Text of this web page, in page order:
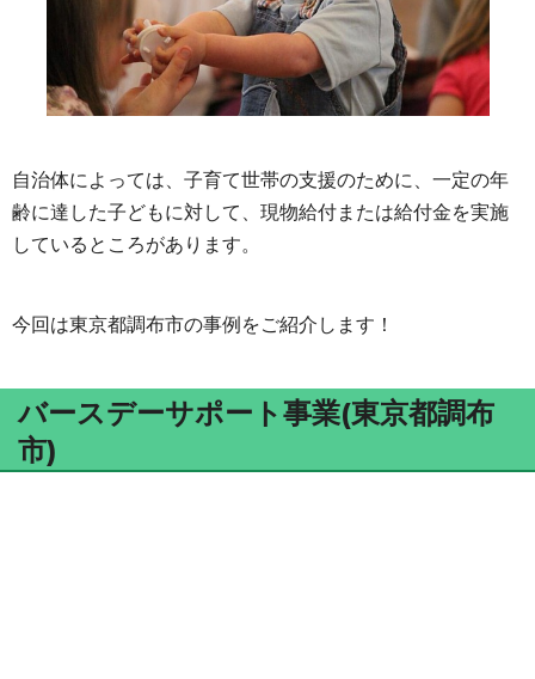
自治体によっては、子育て世帯の支援のために、一定の年
齢に達した子どもに対して、現物給付または給付金を実施
しているところがあります。
今回は東京都調布市の事例をご紹介します！
バースデーサポート事業(東京都調布
市)